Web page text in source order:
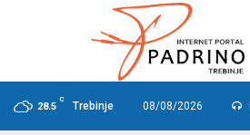
28.5
C
Trebinje 08/08/2026